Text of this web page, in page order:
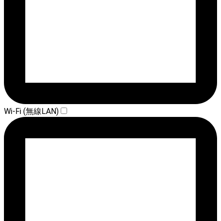
Wi-Fi (無線LAN)